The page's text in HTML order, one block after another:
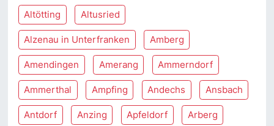
Altötting Altusried
Alzenau in Unterfranken Amberg
Amendingen Amerang Ammerndorf
Ammerthal Ampfing Andechs Ansbach
Antdorf Anzing Apfeldorf Arberg